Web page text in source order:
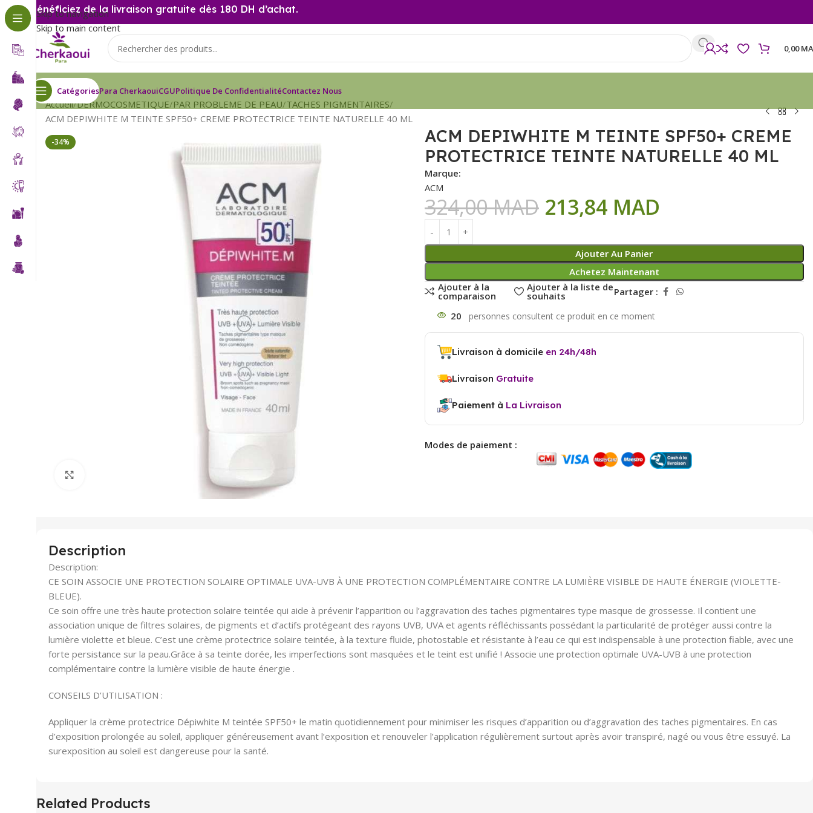
Skip to navigation
Skip to main content
Bénéficiez de la livraison gratuite dès 180 DH d’achat.
0,00
CatégoriesPara CherkaouiCGUPolitique De ConfidentialitéContactez Nous
Accueil DERMOCOSMETIQUE PAR PROBLEME DE PEAU TACHES PIGMENTAIRES
ACM DEPIWHITE M TEINTE SPF50+ CREME PROTECTRICE TEINTE NATURELLE 40 ML
-34%
ACM DEPIWHITE M TEINTE SPF50+ CREME
PROTECTRICE TEINTE NATURELLE 40 ML
Marque:
ACM
324,00MAD 213,84 MAD
Ajouter Au Panier
Achetez Maintenant
Ajouter à la
comparaison
Ajouter à la liste de
souhaits
Partager :
20
Livraison à domicile en 24h/48h
Livraison Gratuite
Paiement à La Livraison
Modes de paiement :
Description
Description:
CE SOIN ASSOCIE UNE PROTECTION SOLAIRE OPTIMALE UVA-UVB À UNE PROTECTION COMPLÉMENTAIRE CONTRE LA LUMIÈRE VISIBLE DE HAUTE ÉNERGIE (VIOLETTE-
BLEUE).
Ce soin offre une très haute protection solaire teintée qui aide à prévenir l’apparition ou l’aggravation des taches pigmentaires type masque de grossesse. Il contient une
association unique de filtres solaires, de pigments et d’actifs protégeant des rayons UVB, UVA et agents réfléchissants possédant la particularité de protéger aussi contre la
lumière violette et bleue. C’est une crème protectrice solaire teintée, à la texture fluide, photostable et résistante à l’eau ce qui est indispensable à une protection fiable, avec une
forte persistance sur la peau.Grâce à sa teinte dorée, les imperfections sont masquées et le teint est unifié ! Associe une protection optimale UVA-UVB à une protection
complémentaire contre la lumière visible de haute énergie .
CONSEILS D’UTILISATION :
Appliquer la crème protectrice Dépiwhite M teintée SPF50+ le matin quotidiennement pour minimiser les risques d’apparition ou d’aggravation des taches pigmentaires. En cas
d’exposition prolongée au soleil, appliquer généreusement avant l’exposition et renouveler l’application régulièrement surtout après avoir transpiré, nagé ou vous être essuyé. La
surexposition au soleil est dangereuse pour la santé.
Related Products